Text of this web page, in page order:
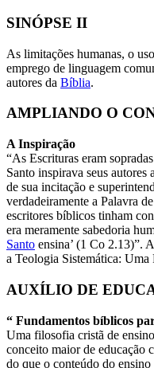
SINÓPSE II
As limitações humanas, o
emprego de linguagem
autores da Bíblia.
AMPLIANDO O
A Inspiração
“As Escrituras eram
Santo inspirava seus autores
de sua incitação e
verdadeiramente a Palavra
escritores bíblicos tinham
era meramente sabedoria
Santo ensina’ (1 Co 2.13)”.
a Teologia Sistemática:
AUXÍLIO DE
“ Fundamentos bíblicos
Uma filosofia cristã de
conceito maior de educação
do que o conteúdo do